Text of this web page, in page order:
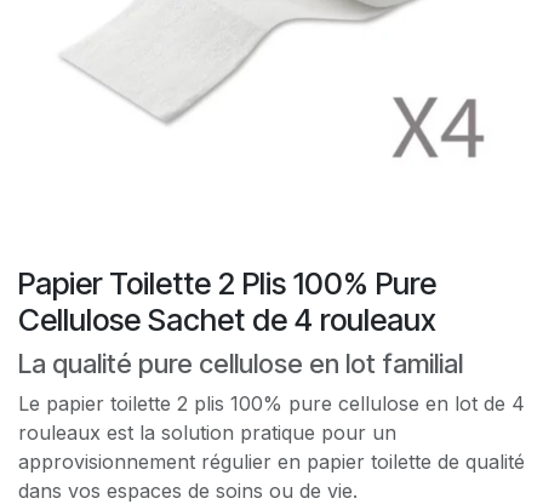
Papier Toilette 2 Plis 100% Pure
Cellulose Sachet de 4 rouleaux
La qualité pure cellulose en lot familial
Le papier toilette 2 plis 100% pure cellulose en lot de 4
rouleaux est la solution pratique pour un
approvisionnement régulier en papier toilette de qualité
dans vos espaces de soins ou de vie.